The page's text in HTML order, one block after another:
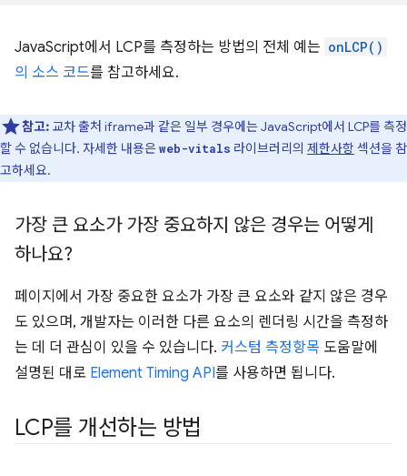
JavaScript에서 LCP를 측정하는 방법의 전체 예는 onLCP()
의 소스 코드를 참고하세요.
참고: 교차 출처 iframe과 같은 일부 경우에는 JavaScript에서 LCP를 측정
할 수 없습니다. 자세한 내용은web-vitals 라이브러리의 제한사항 섹션을 참
고하세요.
가장 큰 요소가 가장 중요하지 않은 경우는 어떻게
하나요?
페이지에서 가장 중요한 요소가 가장 큰 요소와 같지 않은 경우
도 있으며, 개발자는 이러한 다른 요소의 렌더링 시간을 측정하
는 데 더 관심이 있을 수 있습니다. 커스텀 측정항목 도움말에
설명된 대로 Element Timing API를 사용하면 됩니다.
LCP를 개선하는 방법